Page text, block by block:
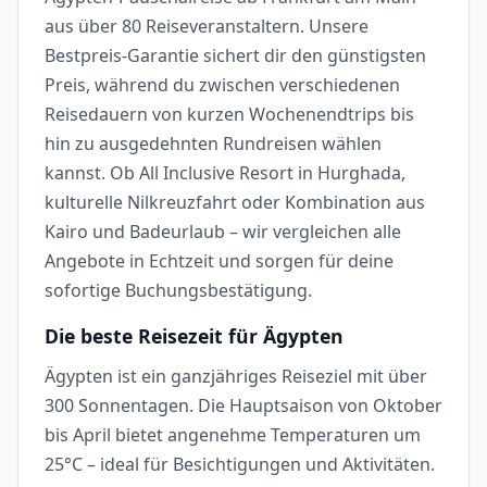
aus über 80 Reiseveranstaltern. Unsere
Bestpreis-Garantie sichert dir den günstigsten
Preis, während du zwischen verschiedenen
Reisedauern von kurzen Wochenendtrips bis
hin zu ausgedehnten Rundreisen wählen
kannst. Ob All Inclusive Resort in Hurghada,
kulturelle Nilkreuzfahrt oder Kombination aus
Kairo und Badeurlaub – wir vergleichen alle
Angebote in Echtzeit und sorgen für deine
sofortige Buchungsbestätigung.
Die beste Reisezeit für Ägypten
Ägypten ist ein ganzjähriges Reiseziel mit über
300 Sonnentagen. Die Hauptsaison von Oktober
bis April bietet angenehme Temperaturen um
25°C – ideal für Besichtigungen und Aktivitäten.